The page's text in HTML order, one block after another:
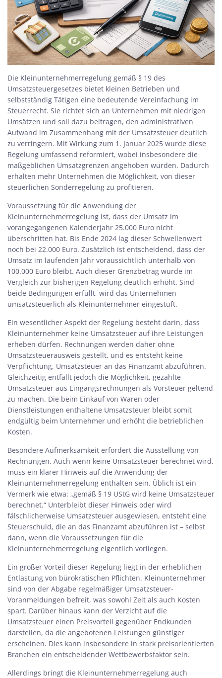
Die Kleinunternehmerregelung gemäß § 19 des
Umsatzsteuergesetzes bietet kleinen Betrieben und
selbstständig Tätigen eine bedeutende Vereinfachung im
Steuerrecht. Sie richtet sich an Unternehmen mit niedrigen
Umsätzen und soll dazu beitragen, den administrativen
Aufwand im Zusammenhang mit der Umsatzsteuer deutlich
zu verringern. Mit Wirkung zum 1. Januar 2025 wurde diese
Regelung umfassend reformiert, wobei insbesondere die
maßgeblichen Umsatzgrenzen angehoben wurden. Dadurch
erhalten mehr Unternehmen die Möglichkeit, von dieser
steuerlichen Sonderregelung zu profitieren.
Voraussetzung für die Anwendung der
Kleinunternehmerregelung ist, dass der Umsatz im
vorangegangenen Kalenderjahr 25.000 Euro nicht
überschritten hat. Bis Ende 2024 lag dieser Schwellenwert
noch bei 22.000 Euro. Zusätzlich ist entscheidend, dass der
Umsatz im laufenden Jahr voraussichtlich unterhalb von
100.000 Euro bleibt. Auch dieser Grenzbetrag wurde im
Vergleich zur bisherigen Regelung deutlich erhöht. Sind
beide Bedingungen erfüllt, wird das Unternehmen
umsatzsteuerlich als Kleinunternehmer eingestuft.
Ein wesentlicher Aspekt der Regelung besteht darin, dass
Kleinunternehmer keine Umsatzsteuer auf ihre Leistungen
erheben dürfen. Rechnungen werden daher ohne
Umsatzsteuerausweis gestellt, und es entsteht keine
Verpflichtung, Umsatzsteuer an das Finanzamt abzuführen.
Gleichzeitig entfällt jedoch die Möglichkeit, gezahlte
Umsatzsteuer aus Eingangsrechnungen als Vorsteuer geltend
zu machen. Die beim Einkauf von Waren oder
Dienstleistungen enthaltene Umsatzsteuer bleibt somit
endgültig beim Unternehmer und erhöht die betrieblichen
Kosten.
Besondere Aufmerksamkeit erfordert die Ausstellung von
Rechnungen. Auch wenn keine Umsatzsteuer berechnet wird,
muss ein klarer Hinweis auf die Anwendung der
Kleinunternehmerregelung enthalten sein. Üblich ist ein
Vermerk wie etwa: „gemäß § 19 UStG wird keine Umsatzsteuer
berechnet.“ Unterbleibt dieser Hinweis oder wird
fälschlicherweise Umsatzsteuer ausgewiesen, entsteht eine
Steuerschuld, die an das Finanzamt abzuführen ist – selbst
dann, wenn die Voraussetzungen für die
Kleinunternehmerregelung eigentlich vorliegen.
Ein großer Vorteil dieser Regelung liegt in der erheblichen
Entlastung von bürokratischen Pflichten. Kleinunternehmer
sind von der Abgabe regelmäßiger Umsatzsteuer-
Voranmeldungen befreit, was sowohl Zeit als auch Kosten
spart. Darüber hinaus kann der Verzicht auf die
Umsatzsteuer einen Preisvorteil gegenüber Endkunden
darstellen, da die angebotenen Leistungen günstiger
erscheinen. Dies kann insbesondere in stark preisorientierten
Branchen ein entscheidender Wettbewerbsfaktor sein.
Allerdings bringt die Kleinunternehmerregelung auch